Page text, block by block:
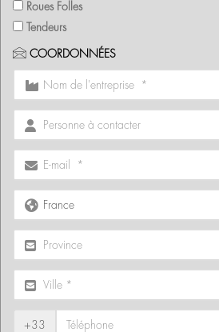
Roues Folles
Tendeurs
COORDONNÉES
+33